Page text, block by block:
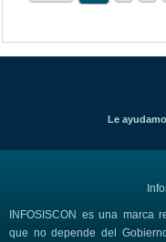
Le
INFOSISCON es una marca
que no depende del